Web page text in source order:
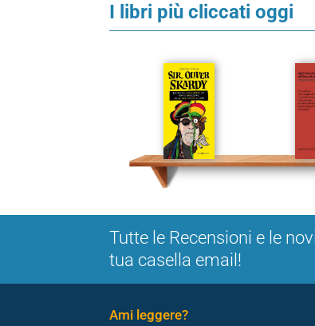
I libri più cliccati oggi
Tutte le Recensioni e le
tua casella email!
Ami leggere?